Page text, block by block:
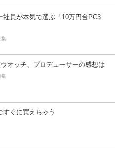
社員が本気で選ぶ「10万円台PC3
集
ウオッチ、プロデューサーの感想は
集
すぐに買えちゃう